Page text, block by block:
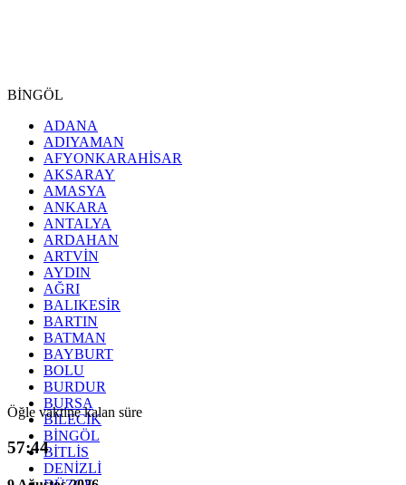
BİNGÖL
ADANA
ADIYAMAN
AFYONKARAHİSAR
AKSARAY
AMASYA
ANKARA
ANTALYA
ARDAHAN
ARTVİN
AYDIN
AĞRI
BALIKESİR
BARTIN
BATMAN
BAYBURT
BOLU
BURDUR
BURSA
BİLECİK
BİNGÖL
BİTLİS
DENİZLİ
Öğle vaktine kalan süre
57:43